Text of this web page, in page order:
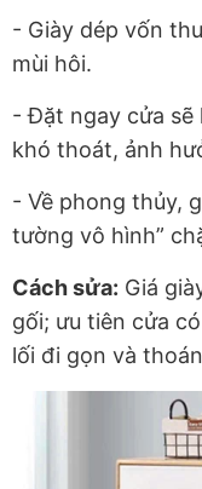
- Giày dép vốn
mùi hôi.
- Đặt ngay cửa sẽ
khó thoát, ảnh
- Về phong thủy,
tường vô hình”
Cách sửa: Giá
gối; ưu tiên cửa
lối đi gọn và